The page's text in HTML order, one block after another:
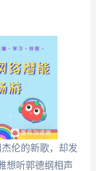
伦的新歌，却发
想听郭德纲相声